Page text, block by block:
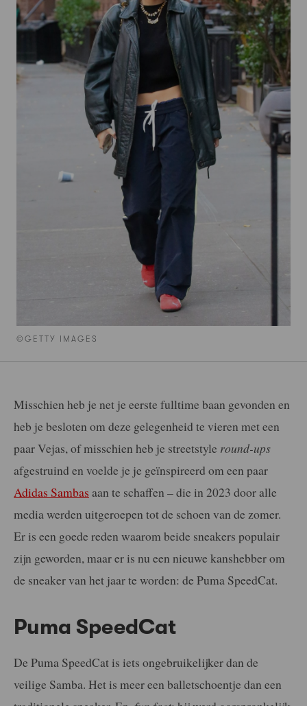
©GETTY IMAGES
Misschien heb je net je eerste fulltime baan gevonden en
heb je besloten om deze gelegenheid te vieren met een
paar Vejas, of misschien heb je streetstyle round-ups
afgestruind en voelde je je geïnspireerd om een paar
Adidas Sambas aan te schaffen – die in 2023 door alle
media werden uitgeroepen tot de schoen van de zomer.
Er is een goede reden waarom beide sneakers populair
zijn geworden, maar er is nu een nieuwe kanshebber om
de sneaker van het jaar te worden: de Puma SpeedCat.
Puma SpeedCat
De Puma SpeedCat is iets ongebruikelijker dan de
veilige Samba. Het is meer een balletschoentje dan een